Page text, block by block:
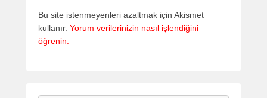
Bu site istenmeyenleri azaltmak için Akismet
kullanır. Yorum verilerinizin nasıl işlendiğini
öğrenin.